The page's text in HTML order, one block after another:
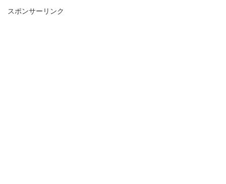
スポンサーリンク